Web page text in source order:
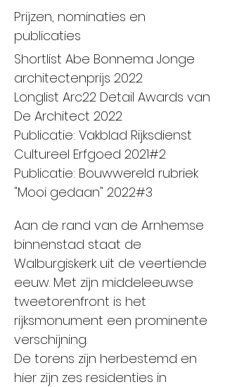
Prijzen, nominaties en
publicaties
Shortlist Abe Bonnema Jonge
architectenprijs 2022
Longlist Arc22 Detail Awards van
De Architect 2022
Publicatie: Vakblad Rijksdienst
Cultureel Erfgoed 2021#2
Publicatie: Bouwwereld rubriek
"Mooi gedaan" 2022#3
Aan de rand van de Arnhemse
binnenstad staat de
Walburgiskerk uit de veertiende
eeuw. Met zijn middeleeuwse
tweetorenfront is het
rijksmonument een prominente
verschijning.
De torens zijn herbestemd en
hier zijn zes residenties in